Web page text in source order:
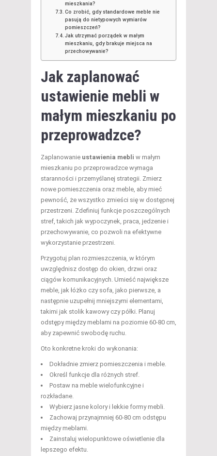
mieszkania?
Co zrobić, gdy standardowe meble nie
pasują do nietypowych wymiarów
pomieszczeń?
Jak utrzymać porządek w małym
mieszkaniu, gdy brakuje miejsca na
przechowywanie?
Jak zaplanować
ustawienie mebli w
małym mieszkaniu po
przeprowadzce?
Zaplanowanie ustawienia mebli w małym
mieszkaniu po przeprowadzce wymaga
staranności i przemyślanej strategii. Zmierz
nowe pomieszczenia oraz meble, aby mieć
pewność, że wszystko zmieści się w dostępnej
przestrzeni. Zdefiniuj funkcje poszczególnych
stref, takich jak wypoczynek, praca, jedzenie i
przechowywanie, co pozwoli na efektywne
wykorzystanie przestrzeni.
Przygotuj plan rozmieszczenia, w którym
uwzględnisz dostęp do okien, drzwi oraz
ciągów komunikacyjnych. Umieść największe
meble, jak łóżko czy sofa, jako pierwsze, a
następnie uzupełnij mniejszymi elementami,
takimi jak stolik kawowy czy półki. Planuj
odstępy między meblami na poziomie 60-80 cm,
aby zapewnić swobodę ruchu.
Oto konkretne kroki do wykonania:
Dokładnie zmierz pomieszczenia i meble.
Określ funkcje dla różnych stref.
Postaw na meble wielofunkcyjne i
rozkładane.
Wybierz jasne kolory i lekkie formy mebli.
Zachowaj przynajmniej 60-80 cm odstępu
między meblami.
Zainstaluj wielopunktowe oświetlenie dla
lepszego efektu.